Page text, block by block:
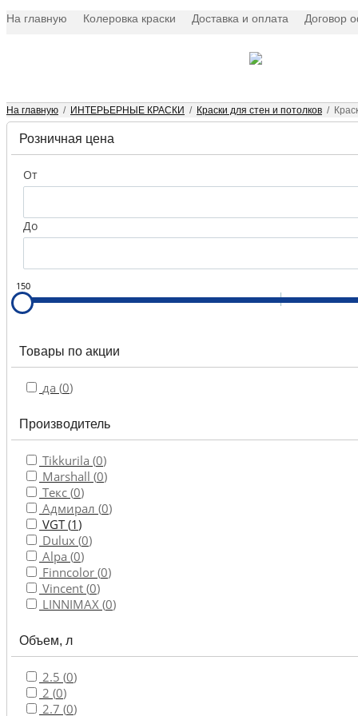
для
наружных
Масляные
масла
для
дерева
Декоративные
покрытия
Грунтовки
пропитки
Инструмент
Клеи,
Растворители и
На главную Колеровка краски Доставка и оплата Договор
На главную / ИНТЕРЬЕРНЫЕ КРАСКИ / Краски для стен и потолков /
Розничная цена
От
До
150
Товары по акции
да (0)
Производитель
Tikkurila (0)
Marshall (0)
Текс (0)
Адмирал (0)
VGT (1)
Dulux (0)
Alpa (0)
Finncolor (0)
Vincent (0)
LINNIMAX (0)
Объем, л
2.5 (0)
2 (0)
2.7 (0)